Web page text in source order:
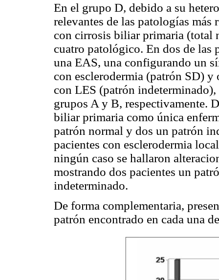
En el grupo D, debido a su
relevantes de las patologías más
con cirrosis biliar primaria (total
cuatro patológico. En dos de las
una EAS, una configurando un
con esclerodermia (patrón SD)
con LES (patrón
grupos A y B, respectivamente.
biliar primaria como única
patrón normal y dos un patrón
pacientes con esclerodermia
ningún caso se hallaron
mostrando dos pacientes un
indeterminado.
De forma complementaria,
patrón encontrado en cada una